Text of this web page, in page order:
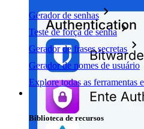
Gerador de senhas
Teste de força de senha
Gerador de frases secretas
Gerador de nomes de usuário
Explore todas as ferramentas
Recursos
Biblioteca de recursos